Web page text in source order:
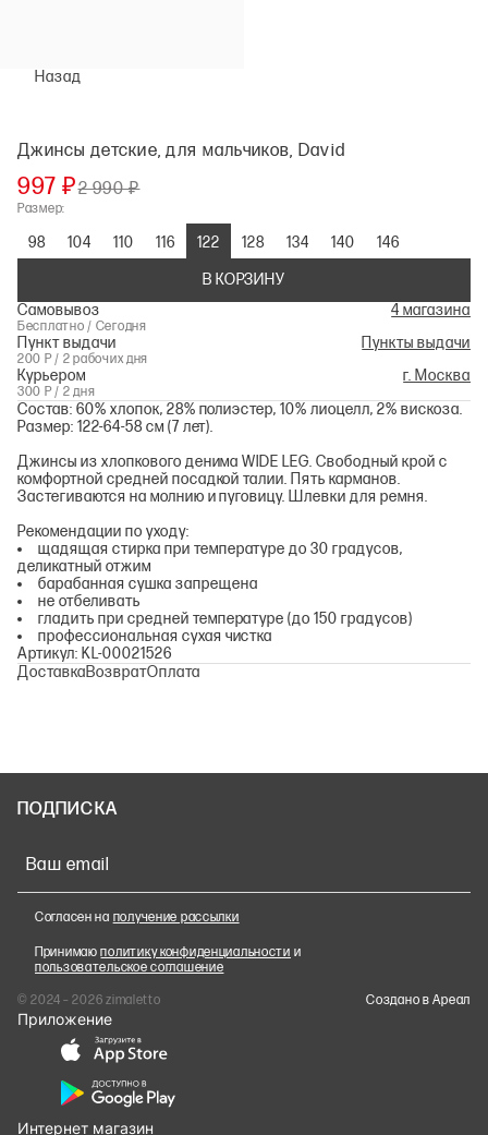
Назад
Джинсы детские, для мальчиков, David
997 ₽2 990 ₽
Размер:
98 104 110 116 122 128 134 140
146
В КОРЗИНУ
Самовывоз
4 магазина
Бесплатно / Сегодня
Пункт выдачи Пункты выдачи
200 Р / 2 рабочих дня
Курьером г. Москва
300 Р / 2 дня
Состав: 60% хлопок, 28% полиэстер, 10% лиоцелл, 2% вискоза.
Размер: 122-64-58 см (7 лет).
Джинсы из хлопкового денима WIDE LEG. Свободный крой с
комфортной средней посадкой талии. Пять карманов.
Застегиваются на молнию и пуговицу. Шлевки для ремня.
Рекомендации по уходу:
щадящая стирка при температуре до 30 градусов,
деликатный отжим
барабанная сушка запрещена
не отбеливать
гладить при средней температуре (до 150 градусов)
профессиональная сухая чистка
Артикул: KL-00021526
ДоставкаВозвратОплата
ПОДПИСКА
Ваш email
Согласен на получение рассылки
Принимаюполитику конфиденциальности и
пользовательское соглашение
© 2024 – 2026 zimaletto
Cоздано в Ареал
Приложение
Интернет магазин